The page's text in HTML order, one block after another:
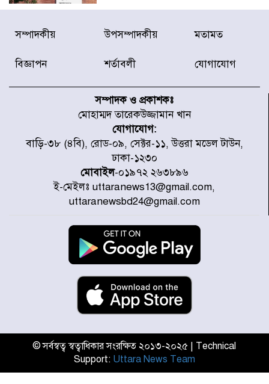
রাজধানীর উত্তরা আঞ্চলিক পাসপোর্ট
সদস্যকে বিভিন্ন মেয়াদে সাজা প্রদান
করেছে র‌্যাব-১
হরমুজ প্রণালি নিয়ে ওমানের সঙ্গে চুক্তি
চূড়ান্ত পর্যায়ে : ইরান
প্রত্যেক অপরাধীর বিচার এ দেশেই
হবে, সে যত শক্তিশালীই হোক না কেন,
চট্টগ্রামে জুলাই গণঅভ্যুত্থান দিবসে
প্রতিমন্ত্রী মীর হেলাল
আগামী ৫ দিন বৃষ্টির আভাস
হাসিনার বক্তব্য প্রচারে ভারতের সমর্থন
নেই
জুলাই গণঅভ্যুত্থানে আহত যোদ্ধা
উত্তরায় জুলাই গণঅভ্যুত্থানের ৯২
সম্পাদকীয় উপসম্পাদকীয় মতামত
বিজ্ঞাপন শর্তাবলী যোগাযোগ
সম্পাদক ও প্রকাশকঃ
মোহাম্মদ তারেকউজ্জামান খান
যোগাযোগ:
বাড়ি-৩৮ (৪বি), রোড-০৯, সেক্টর-১১, উত্তরা মডেল টাউন,
ঢাকা-১২৩০
মোবাইল-০১৯৭২ ২৬৩৮৯৬
ই-মেইলঃ uttaranews13@gmail.com,
uttaranewsbd24@gmail.com
© সর্বস্বত্ব স্বত্বাধিকার সংরক্ষিত ২০১৩-২০২৫ | Technical
Support: Uttara News Team